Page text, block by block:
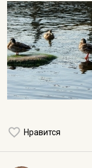
Нравится